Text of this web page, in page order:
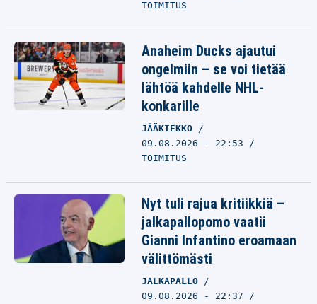
TOIMITUS
Anaheim Ducks ajautui
ongelmiin – se voi tietää
lähtöä kahdelle NHL-
konkarille
JÄÄKIEKKO
09.08.2026 - 22:53
TOIMITUS
Nyt tuli rajua kritiikkiä –
jalkapallopomo vaatii
Gianni Infantino eroamaan
välittömästi
JALKAPALLO
09.08.2026 - 22:37